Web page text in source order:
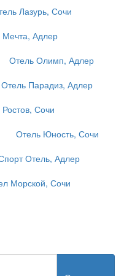
Лазурь, Сочи
Мечта, Адлер
Отель Олимп, Адлер
Отель Парадиз, Адлер
Сочи
Отель Юность, Сочи
Отель, Адлер
Морской, Сочи